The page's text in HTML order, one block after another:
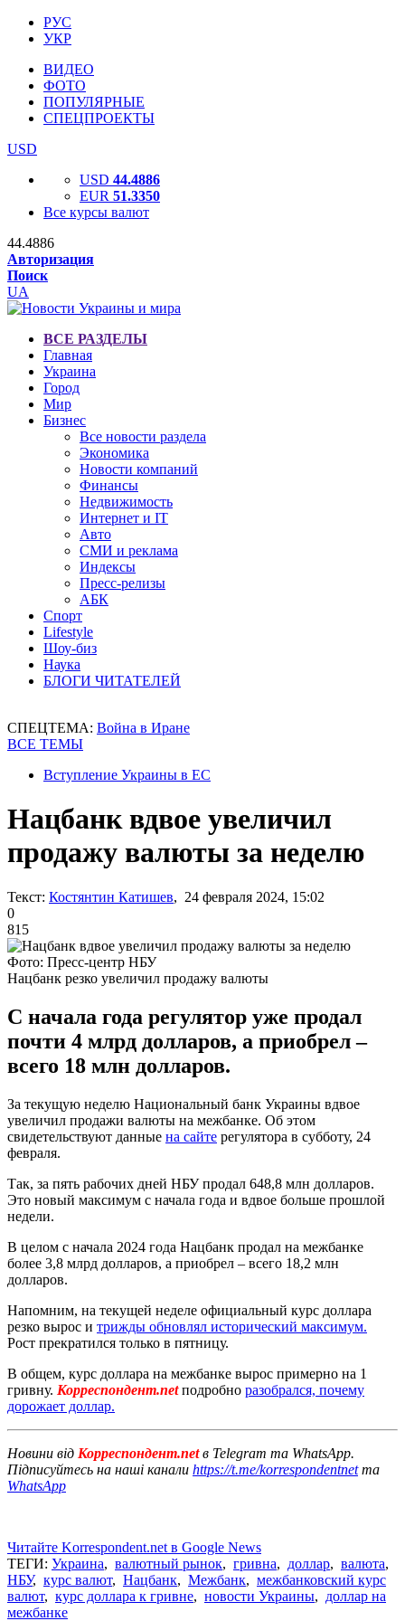
РУС
УКР
ВИДЕО
ФОТО
ПОПУЛЯРНЫЕ
СПЕЦПРОЕКТЫ
USD
USD 44.4886
EUR 51.3350
Все курсы валют
44.4886
Авторизация
Поиск
UA
ВСЕ РАЗДЕЛЫ
Главная
Украина
Город
Мир
Бизнес
Все новости раздела
Экономика
Новости компаний
Финансы
Недвижимость
Интернет и IT
Авто
СМИ и реклама
Индексы
Пресс-релизы
АБК
Спорт
Lifestyle
Шоу-биз
Наука
БЛОГИ ЧИТАТЕЛЕЙ
СПЕЦТЕМА: Война в Иране
ВСЕ ТЕМЫ
Вступление Украины в ЕС
Нацбанк вдвое увеличил
продажу валюты за неделю
Текст: Костянтин Катишев, 24 февраля 2024, 15:02
0
815
Фото: Пресс-центр НБУ
Нацбанк резко увеличил продажу валюты
С начала года регулятор уже продал
почти 4 млрд долларов, а приобрел –
всего 18 млн долларов.
За текущую неделю Национальный банк Украины вдвое
увеличил продажи валюты на межбанке. Об этом
свидетельствуют данные на сайте регулятора в субботу, 24
февраля.
Так, за пять рабочих дней НБУ продал 648,8 млн долларов.
Это новый максимум с начала года и вдвое больше прошлой
недели.
В целом с начала 2024 года Нацбанк продал на межбанке
более 3,8 млрд долларов, а приобрел – всего 18,2 млн
долларов.
Напомним, на текущей неделе официальный курс доллара
резко вырос и трижды обновлял исторический максимум.
Рост прекратился только в пятницу.
В общем, курс доллара на межбанке вырос примерно на 1
гривну. Корреспондент.netподробно разобрался, почему
дорожает доллар.
Новини від Корреспондент.netв Telegram та WhatsApp.
Підписуйтесь на наші канали https://t.me/korrespondentnetта
WhatsApp
Читайте Korrespondent.net в Google News
ТЕГИ: Украина, валютный рынок, гривна, доллар, валюта,
НБУ, курс валют, Нацбанк, Межбанк, межбанковский курс
валют, курс доллара к гривне, новости Украины, доллар на
межбанке